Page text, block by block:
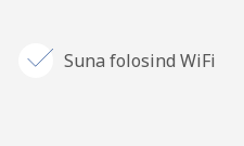
Suna folosind WiFi